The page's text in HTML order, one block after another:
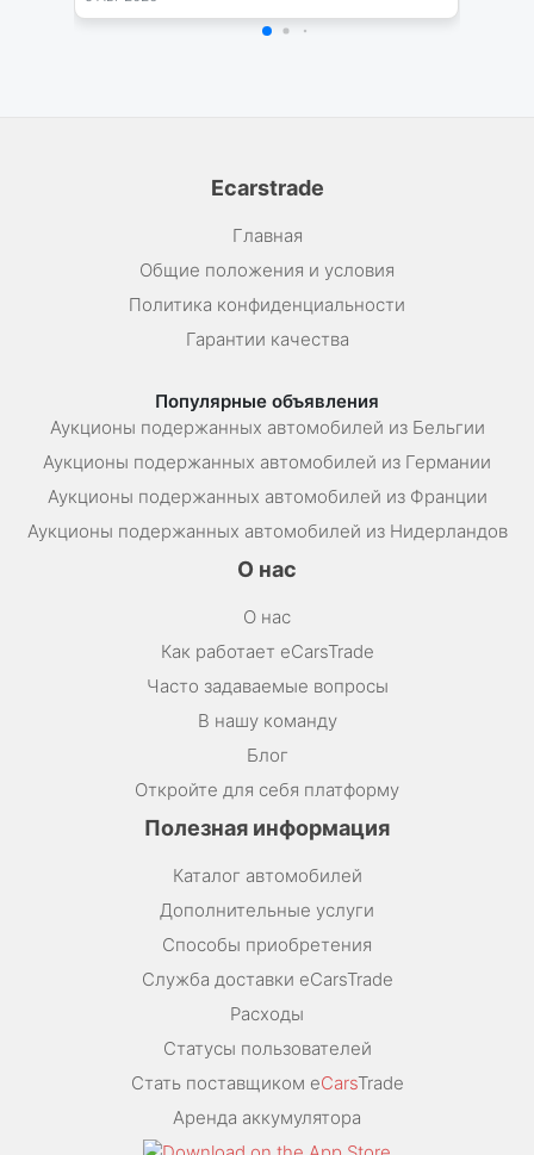
Ecarstrade
Главная
Общие положения и условия
Политика конфиденциальности
Гарантии качества
Популярные объявления
Аукционы подержанных автомобилей из Бельгии
Аукционы подержанных автомобилей из Германии
Аукционы подержанных автомобилей из Франции
Аукционы подержанных автомобилей из Нидерландов
О нас
О нас
Как работает eCarsTrade
Часто задаваемые вопросы
В нашу команду
Блог
Откройте для себя платформу
Полезная информация
Каталог автомобилей
Дополнительные услуги
Способы приобретения
Служба доставки eCarsTrade
Расходы
Статусы пользователей
Стать поставщиком eCarsTrade
Аренда аккумулятора